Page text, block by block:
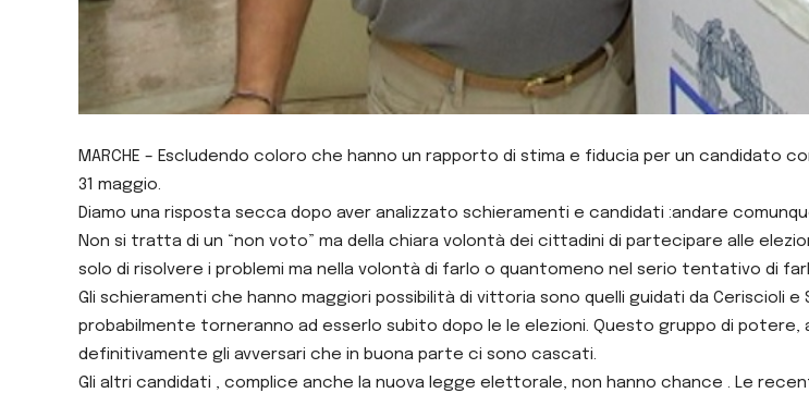
MARCHE – Escludendo coloro che hanno un rapporto di stima e fiducia per un candidato
31 maggio.
Diamo una risposta secca dopo aver analizzato schieramenti e candidati :andare
Non si tratta di un “non voto” ma della chiara volontà dei cittadini di partecipare alle
solo di risolvere i problemi ma nella volontà di farlo o quantomeno nel serio tentativo di
Gli schieramenti che hanno maggiori possibilità di vittoria sono quelli guidati da Ceriscioli
probabilmente torneranno ad esserlo subito dopo le le elezioni. Questo gruppo di
definitivamente gli avversari che in buona parte ci sono cascati.
Gli altri candidati , complice anche la nuova legge elettorale, non hanno chance . Le